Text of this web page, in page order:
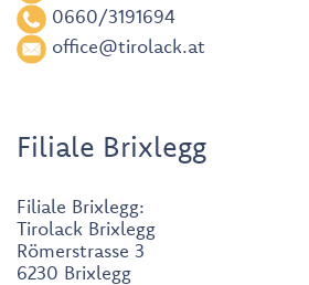
0660/3191694
office@tirolack.at
Filiale Brixlegg
Filiale Brixlegg:
Tirolack Brixlegg
Römerstrasse 3
6230 Brixlegg